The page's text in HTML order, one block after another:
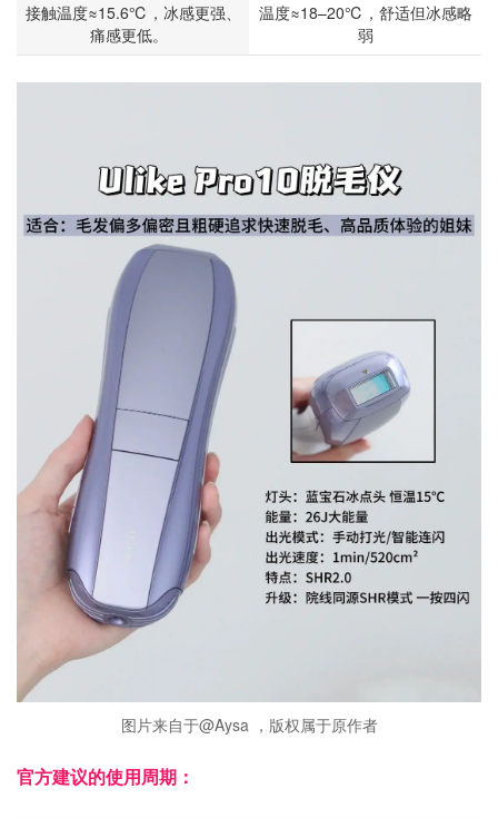
接触温度≈15.6℃，冰感更强、
痛感更低。
温度≈18–20℃，舒适但冰感略
弱
图片来自于@Aysa ，版权属于原作者
官方建议的使用周期：